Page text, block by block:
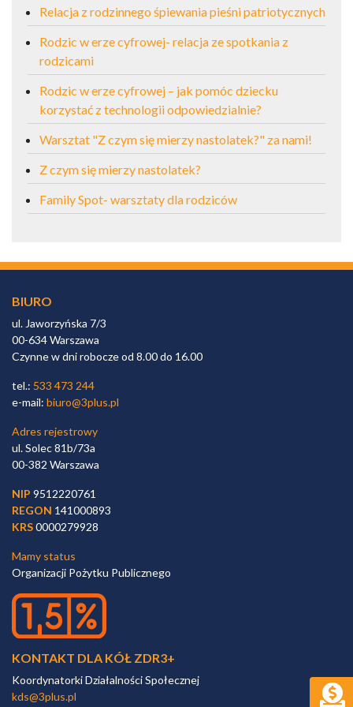
Relacja z rodzinnego śpiewania pieśni patriotycznych
Rodzic w erze cyfrowej- relacja ze spotkania z
rodzicami
Rodzic w erze cyfrowej – jak pomóc dziecku
korzystać z technologii odpowiedzialnie?
Warsztat "Z czym się mierzy nastolatek?" za nami!
Z czym się mierzy nastolatek?
Family Spot- warsztaty dla rodziców
BIURO
ul. Jaworzyńska 7/3
00-634 Warszawa
Czynne w dni robocze od 8.00 do 16.00
tel.: 533 473 244
e-mail: biuro@3plus.pl
Adres rejestrowy
ul. Solec 81b/73a
00-382 Warszawa
NIP 9512220761
REGON 141000893
KRS0000279928
Mamy status
Organizacji Pożytku Publicznego
KONTAKT DLA KÓŁ ZDR3+
Koordynatorki Działalności Społecznej
kds@3plus.pl